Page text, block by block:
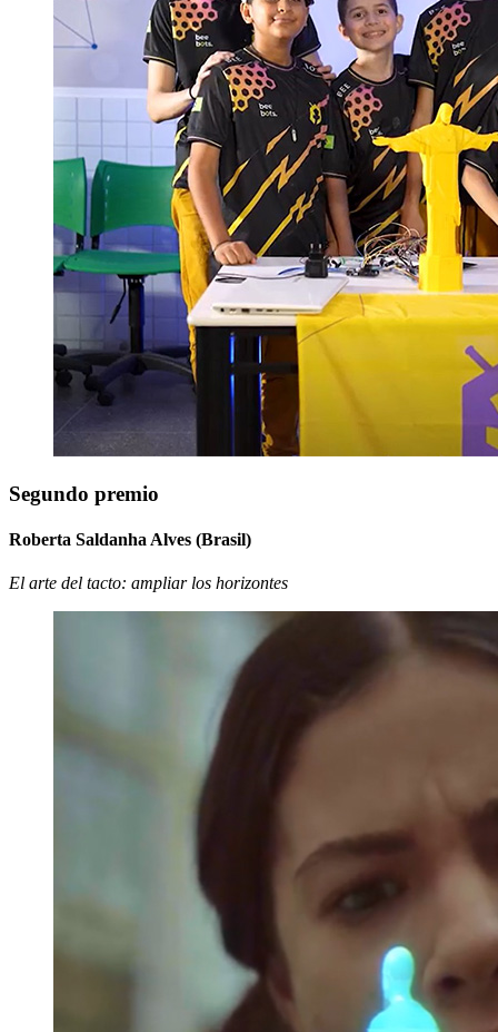
Segundo premio
Roberta Saldanha Alves (Brasil)
El arte del tacto: ampliar los horizontes